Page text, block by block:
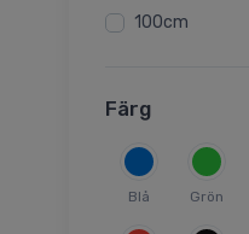
100cm
127cm
130cm
137cm
140cm
Färg
Blå Grön